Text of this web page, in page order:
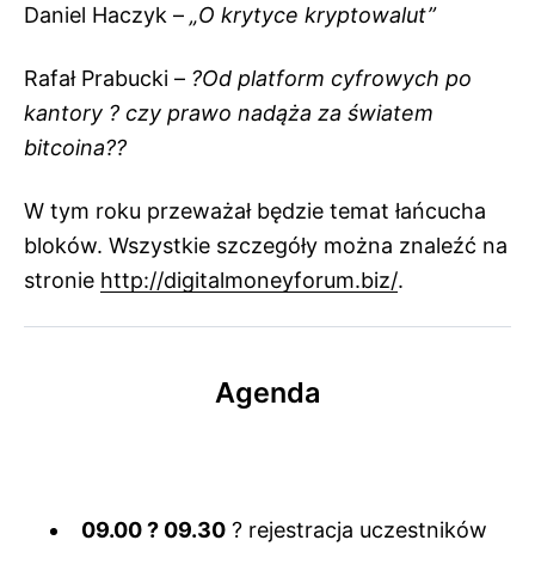
Daniel Haczyk – „O krytyce kryptowalut”
Rafał Prabucki – ?Od platform cyfrowych po
kantory ? czy prawo nadąża za światem
bitcoina??
W tym roku przeważał będzie temat łańcucha
bloków. Wszystkie szczegóły można znaleźć na
stronie http://digitalmoneyforum.biz/.
Agenda
09.00 ? 09.30 ? rejestracja uczestników